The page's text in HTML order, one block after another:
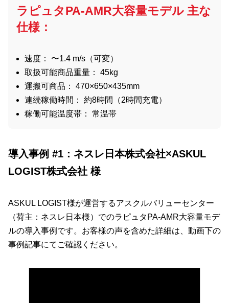
ラピュタPA-AMR大容量モデル 主な
仕様：
速度： 〜1.4 m/s（可変）
取扱可能商品重量： 45kg
運搬可商品： 470×650×435mm
連続稼働時間： 約8時間（2時間充電）
稼働可能温度帯： 常温帯
導入事例 #1：ネスレ日本株式会社×ASKUL
LOGIST株式会社 様
ASKUL LOGIST様が運営するアスクルバリューセンター
（荷主：ネスレ日本様）でのラピュタPA-AMR大容量モデ
ルの導入事例です。お客様の声を含めた詳細は、動画下の
事例記事にてご確認ください。